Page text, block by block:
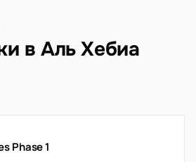
в Аль Хебиа
Phase 1